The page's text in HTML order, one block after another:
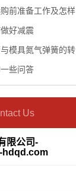
工作及怎样选到质量好的
好减震
具氮气弹簧的转换？
些问答
Us
限公司-
hdqd.com